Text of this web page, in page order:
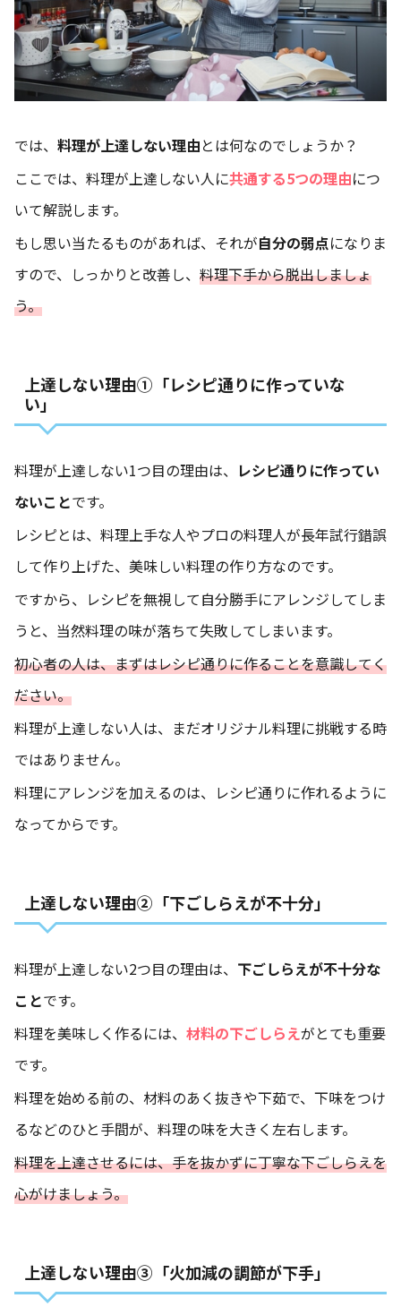
では、 料理が上達しない理由とは何なのでしょうか？
ここでは、料理が上達しない人に共通する5つの理由につ
いて解説します。
もし思い当たるものがあれば、それが自分の弱点になりま
すので、しっかりと改善し、 料理下手から脱出しましょ
う。
上達しない理由➀「レシピ通りに作っていな
い」
料理が上達しない1つ目の理由は、 レシピ通りに作ってい
ないことです。
レシピとは、料理上手な人やプロの料理人が長年試行錯誤
して作り上げた、美味しい料理の作り方なのです。
ですから、レシピを無視して自分勝手にアレンジしてしま
うと、当然料理の味が落ちて失敗してしまいます。
初心者の人は、まずはレシピ通りに作ることを意識してく
ださい。
料理が上達しない人は、まだオリジナル料理に挑戦する時
ではありません。
料理にアレンジを加えるのは、レシピ通りに作れるように
なってからです。
上達しない理由②「下ごしらえが不十分」
料理が上達しない2つ目の理由は、 下ごしらえが不十分な
ことです。
料理を美味しく作るには、 材料の下ごしらえがとても重要
です。
料理を始める前の、材料のあく抜きや下茹で、下味をつけ
るなどのひと手間が、料理の味を大きく左右します。
料理を上達させるには、手を抜かずに丁寧な下ごしらえを
心がけましょう。
上達しない理由③「火加減の調節が下手」